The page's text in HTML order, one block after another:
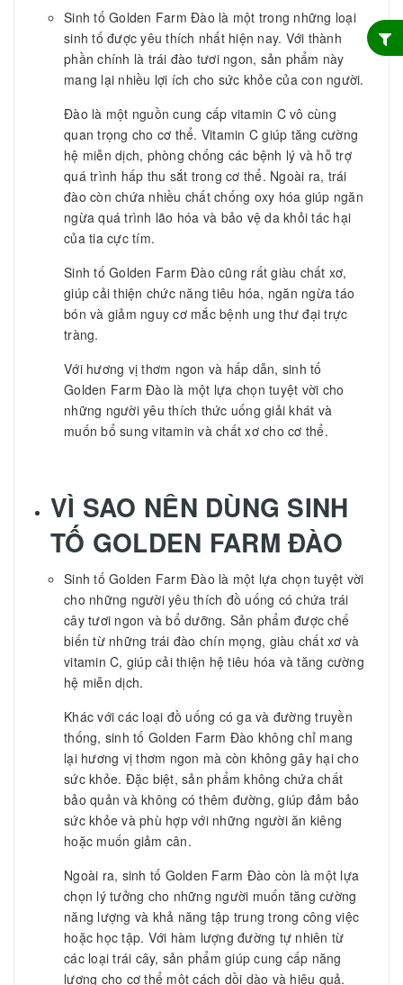
Sinh tố Golden Farm Đào là một trong những loại
sinh tố được yêu thích nhất hiện nay. Với thành
phần chính là trái đào tươi ngon, sản phẩm này
mang lại nhiều lợi ích cho sức khỏe của con người.
Đào là một nguồn cung cấp vitamin C vô cùng
quan trọng cho cơ thể. Vitamin C giúp tăng cường
hệ miễn dịch, phòng chống các bệnh lý và hỗ trợ
quá trình hấp thu sắt trong cơ thể. Ngoài ra, trái
đào còn chứa nhiều chất chống oxy hóa giúp ngăn
ngừa quá trình lão hóa và bảo vệ da khỏi tác hại
của tia cực tím.
Sinh tố Golden Farm Đào cũng rất giàu chất xơ,
giúp cải thiện chức năng tiêu hóa, ngăn ngừa táo
bón và giảm nguy cơ mắc bệnh ung thư đại trực
tràng.
Với hương vị thơm ngon và hấp dẫn, sinh tố
Golden Farm Đào là một lựa chọn tuyệt vời cho
những người yêu thích thức uống giải khát và
muốn bổ sung vitamin và chất xơ cho cơ thể.
VÌ SAO NÊN DÙNG SINH
TỐ GOLDEN FARM ĐÀO
Sinh tố Golden Farm Đào là một lựa chọn tuyệt vời
cho những người yêu thích đồ uống có chứa trái
cây tươi ngon và bổ dưỡng. Sản phẩm được chế
biến từ những trái đào chín mọng, giàu chất xơ và
vitamin C, giúp cải thiện hệ tiêu hóa và tăng cường
hệ miễn dịch.
Khác với các loại đồ uống có ga và đường truyền
thống, sinh tố Golden Farm Đào không chỉ mang
lại hương vị thơm ngon mà còn không gây hại cho
sức khỏe. Đặc biệt, sản phẩm không chứa chất
bảo quản và không có thêm đường, giúp đảm bảo
sức khỏe và phù hợp với những người ăn kiêng
hoặc muốn giảm cân.
Ngoài ra, sinh tố Golden Farm Đào còn là một lựa
chọn lý tưởng cho những người muốn tăng cường
năng lượng và khả năng tập trung trong công việc
hoặc học tập. Với hàm lượng đường tự nhiên từ
các loại trái cây, sản phẩm giúp cung cấp năng
lượng cho cơ thể một cách dồi dào và hiệu quả.